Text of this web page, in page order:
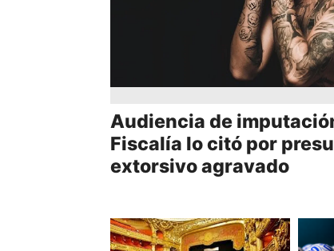
Audiencia de
Fiscalía lo citó por
extorsivo agravado